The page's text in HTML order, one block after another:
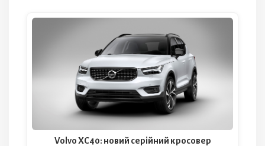
Volvo XC40: новий серійний кросовер